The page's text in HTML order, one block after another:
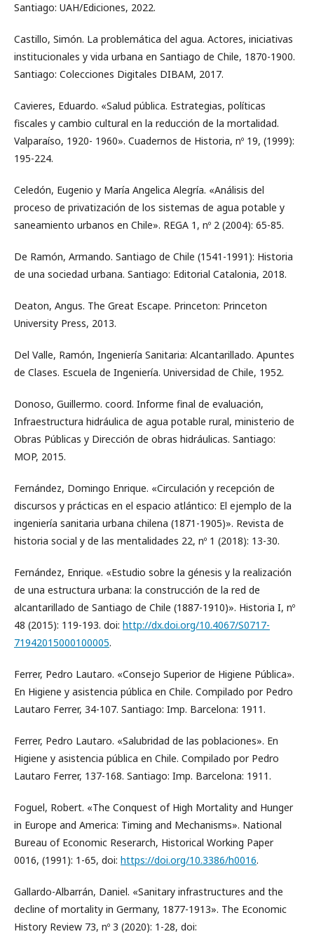
Santiago: UAH/Ediciones, 2022.
Castillo, Simón. La problemática del agua. Actores, iniciativas
institucionales y vida urbana en Santiago de Chile, 1870-1900.
Santiago: Colecciones Digitales DIBAM, 2017.
Cavieres, Eduardo. «Salud pública. Estrategias, políticas
fiscales y cambio cultural en la reducción de la mortalidad.
Valparaíso, 1920- 1960». Cuadernos de Historia, nº 19, (1999):
195-224.
Celedón, Eugenio y María Angelica Alegría. «Análisis del
proceso de privatización de los sistemas de agua potable y
saneamiento urbanos en Chile». REGA 1, nº 2 (2004): 65-85.
De Ramón, Armando. Santiago de Chile (1541-1991): Historia
de una sociedad urbana. Santiago: Editorial Catalonia, 2018.
Deaton, Angus. The Great Escape. Princeton: Princeton
University Press, 2013.
Del Valle, Ramón, Ingeniería Sanitaria: Alcantarillado. Apuntes
de Clases. Escuela de Ingeniería. Universidad de Chile, 1952.
Donoso, Guillermo. coord. Informe final de evaluación,
Infraestructura hidráulica de agua potable rural, ministerio de
Obras Públicas y Dirección de obras hidráulicas. Santiago:
MOP, 2015.
Fernández, Domingo Enrique. «Circulación y recepción de
discursos y prácticas en el espacio atlántico: El ejemplo de la
ingeniería sanitaria urbana chilena (1871-1905)». Revista de
historia social y de las mentalidades 22, nº 1 (2018): 13-30.
Fernández, Enrique. «Estudio sobre la génesis y la realización
de una estructura urbana: la construcción de la red de
alcantarillado de Santiago de Chile (1887-1910)». Historia I, nº
48 (2015): 119-193. doi: http://dx.doi.org/10.4067/S0717-
71942015000100005.
Ferrer, Pedro Lautaro. «Consejo Superior de Higiene Pública».
En Higiene y asistencia pública en Chile. Compilado por Pedro
Lautaro Ferrer, 34-107. Santiago: Imp. Barcelona: 1911.
Ferrer, Pedro Lautaro. «Salubridad de las poblaciones». En
Higiene y asistencia pública en Chile. Compilado por Pedro
Lautaro Ferrer, 137-168. Santiago: Imp. Barcelona: 1911.
Foguel, Robert. «The Conquest of High Mortality and Hunger
in Europe and America: Timing and Mechanisms». National
Bureau of Economic Reserarch, Historical Working Paper
0016, (1991): 1-65, doi: https://doi.org/10.3386/h0016.
Gallardo-Albarrán, Daniel. «Sanitary infrastructures and the
decline of mortality in Germany, 1877-1913». The Economic
History Review 73, nº 3 (2020): 1-28, doi: